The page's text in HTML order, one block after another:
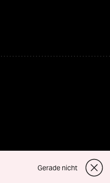
Gerade nicht